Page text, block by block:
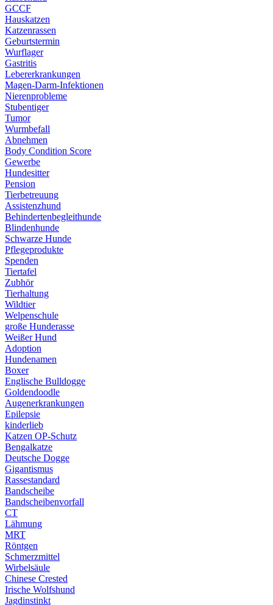
GCCF
Hauskatzen
Katzenrassen
Geburtstermin
Wurflager
Gastritis
Lebererkrankungen
Magen-Darm-Infektionen
Nierenprobleme
Stubentiger
Tumor
Wurmbefall
Abnehmen
Body Condition Score
Gewerbe
Hundesitter
Pension
Tierbetreuung
Assistenzhund
Behindertenbegleithunde
Blindenhunde
Schwarze Hunde
Pflegeprodukte
Spenden
Tiertafel
Zubhör
Tierhaltung
Wildtier
Welpenschule
große Hunderasse
Weißer Hund
Adoption
Hundenamen
Boxer
Englische Bulldogge
Goldendoodle
Augenerkrankungen
Epilepsie
kinderlieb
Katzen OP-Schutz
Bengalkatze
Deutsche Dogge
Gigantismus
Rassestandard
Bandscheibe
Bandscheibenvorfall
CT
Lähmung
MRT
Röntgen
Schmerzmittel
Wirbelsäule
Chinese Crested
Irische Wolfshund
Jagdinstinkt